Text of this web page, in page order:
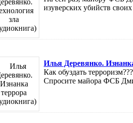
изуверских убийств
Илья Деревянко.
Как обуздать
Спросите майора ФСБ